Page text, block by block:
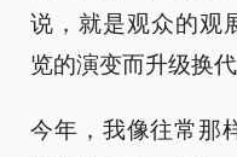
说，就是观众的观
览的演变而升级换代
今年，我像往常那